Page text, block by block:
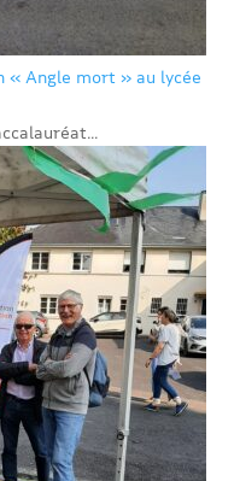
« Angle mort » au lycée